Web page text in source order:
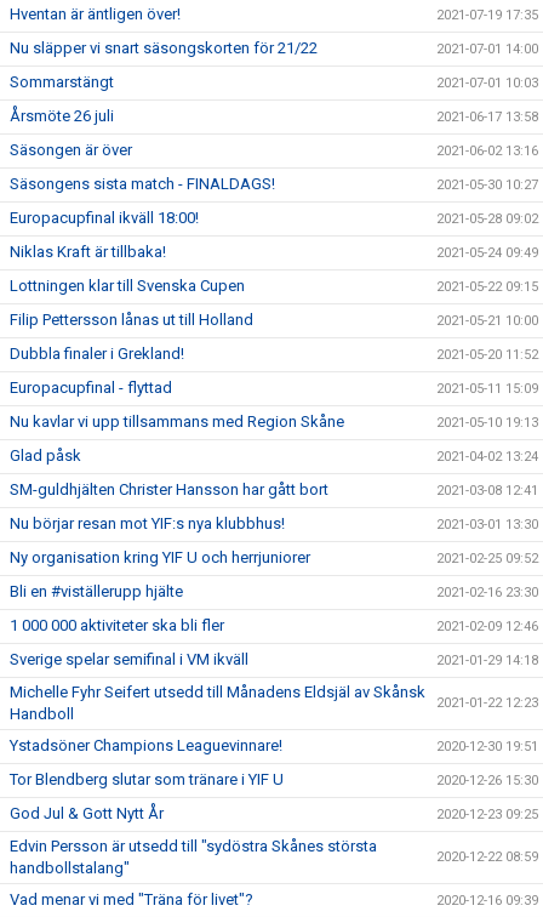
Hventan är äntligen över! 2021-07-19 17:35
Nu släpper vi snart säsongskorten för 21/22 2021-07-01 14:00
Sommarstängt 2021-07-01 10:03
Årsmöte 26 juli 2021-06-17 13:58
Säsongen är över 2021-06-02 13:16
Säsongens sista match - FINALDAGS! 2021-05-30 10:27
Europacupfinal ikväll 18:00! 2021-05-28 09:02
Niklas Kraft är tillbaka! 2021-05-24 09:49
Lottningen klar till Svenska Cupen 2021-05-22 09:15
Filip Pettersson lånas ut till Holland 2021-05-21 10:00
Dubbla finaler i Grekland! 2021-05-20 11:52
Europacupfinal - flyttad 2021-05-11 15:09
Nu kavlar vi upp tillsammans med Region Skåne 2021-05-10 19:13
Glad påsk 2021-04-02 13:24
SM-guldhjälten Christer Hansson har gått bort 2021-03-08 12:41
Nu börjar resan mot YIF:s nya klubbhus! 2021-03-01 13:30
Ny organisation kring YIF U och herrjuniorer 2021-02-25 09:52
Bli en #viställerupp hjälte 2021-02-16 23:30
1 000 000 aktiviteter ska bli fler 2021-02-09 12:46
Sverige spelar semifinal i VM ikväll 2021-01-29 14:18
Michelle Fyhr Seifert utsedd till Månadens Eldsjäl av Skånsk
Handboll
2021-01-22 12:23
Ystadsöner Champions Leaguevinnare! 2020-12-30 19:51
Tor Blendberg slutar som tränare i YIF U 2020-12-26 15:30
God Jul & Gott Nytt År 2020-12-23 09:25
Edvin Persson är utsedd till "sydöstra Skånes största
handbollstalang"
2020-12-22 08:59
Vad menar vi med "Träna för livet"? 2020-12-16 09:39